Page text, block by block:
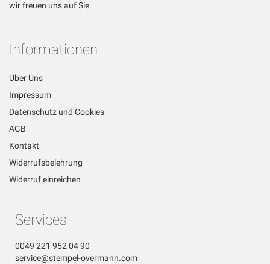
wir freuen uns auf Sie.
Informationen
Über Uns
Impressum
Datenschutz und Cookies
AGB
Kontakt
Widerrufsbelehrung
Widerruf einreichen
Services
0049 221 952 04 90
service@stempel-overmann.com